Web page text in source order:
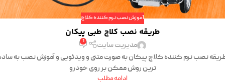
آموزش نصب نرم کننده کلاچ
طریقه نصب کلاچ طبی پیکان
مدیریت سایت 1
نصب نرم کننده کلاچ پیکان به صورت متنی و ویدئویی و آموزش نصب به
ترین روش ممکن بر روی خودرو
ادامه مطلب